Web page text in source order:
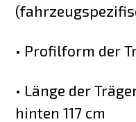
• Profilform der
• Länge der
hinten 117 cm